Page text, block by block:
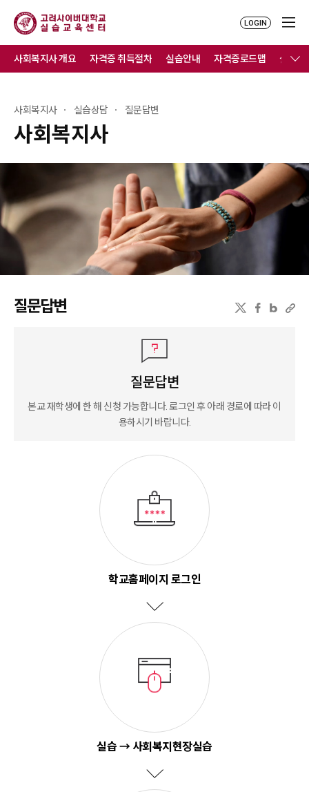
LOGIN
사회복지사
사회복지사 실습상담 질문답변
사회복지사 개요 자격증 취득절차 실습안내 자격증로드맵 실습연
질문답변
질문답변
본교 재학생에 한 해 신청 가능합니다. 로그인 후 아래 경로에 따라 이
용하시기 바랍니다.
학교홈페이지 로그인
실습 → 사회복지현장실습